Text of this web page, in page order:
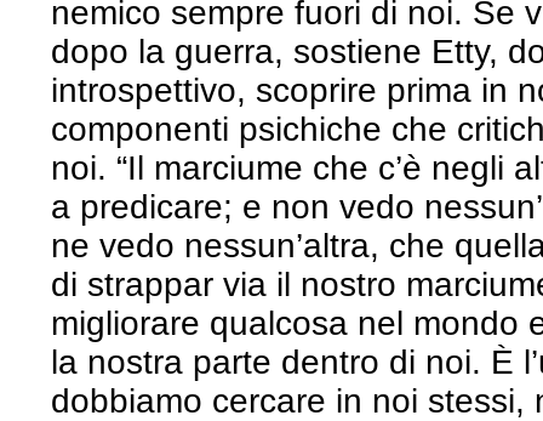
nemico sempre fuori di noi. Se
dopo la guerra, sostiene Etty,
introspettivo, scoprire prima in
componenti psichiche che
noi. “Il marciume che c’è negli
a predicare; e non vedo
ne vedo nessun’altra, che
di strappar via il nostro
migliorare qualcosa nel mondo
la nostra parte dentro di noi. È
dobbiamo cercare in noi stessi,